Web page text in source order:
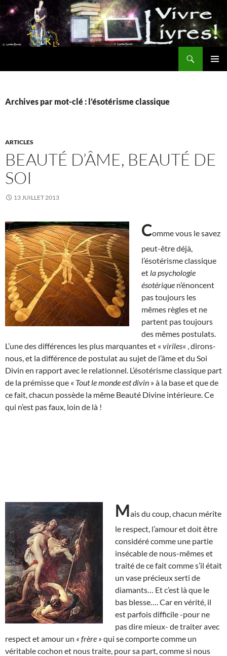
Aller
au
contenu
Archives par mot-clé : l’ésotérisme classique
ARTICLES
BEAUTÉ D’ÂME, BEAUTÉ DE
SOI
13 JUILLET 2013
Comme vous le savez
peut-être déjà,
l’ésotérisme classique
et la psychologie
ésotérique n’énoncent
pas toujours les
mêmes règles et ne
partent pas toujours
des mêmes postulats.
L’une des différences les plus marquantes et « viriles« , dirons-
nous, et la différence de postulat au sujet de l’âme et du Soi
Divin en rapport avec le relationnel. L’ésotérisme classique part
de la prémisse que « Tout le monde est divin » à la base et que de
ce fait, chacun possède la même Beauté Divine intérieure. Ce
qui n’est pas faux, loin de là !
Mais du coup, chacun mérite
le respect, l’amour et doit être
considéré comme une partie
insécable de nous-mêmes et
traité de ce fait comme s’il était
un vase précieux serti de
diamants… Et c’est là que le
bas blesse…. Car en vérité, il
est parfois difficile -pour ne
pas dire mieux- de traiter avec
respect et amour un « frère » qui se comporte comme un
véritable cochon et nous traite, pour sa part, comme si nous